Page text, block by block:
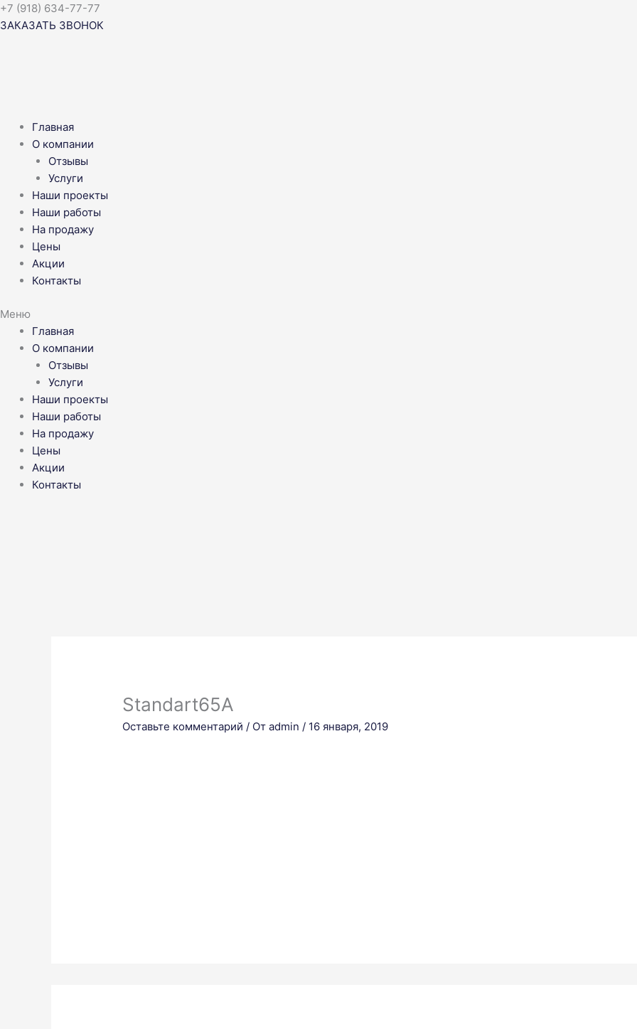
Перейти
к
+7 (918) 634-77-77
ЗАКАЗАТЬ ЗВОНОК
Главная
О компании
Отзывы
Услуги
Наши проекты
Наши работы
На продажу
Цены
Акции
Контакты
Меню
Главная
О компании
Отзывы
Услуги
Наши проекты
Наши работы
На продажу
Цены
Акции
Контакты
Standart65A
Оставьте комментарий / Отadmin / 16 января, 2019